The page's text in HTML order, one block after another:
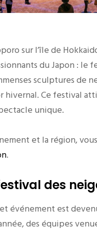
sur l’île de
du Japon : le
sculptures de
Ce festival
unique.
et la région,
.
des
événement est
des équipes